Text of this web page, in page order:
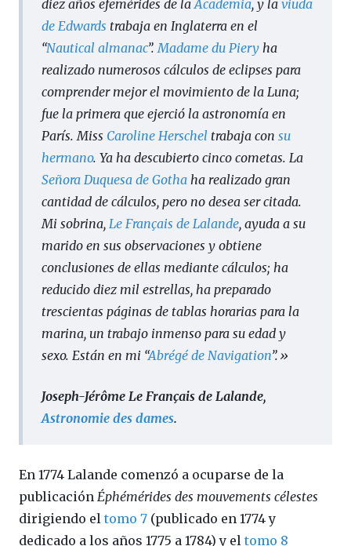
diez años efemérides de laAcademia, y la viuda
de Edwards trabaja en Inglaterra en el
“Nautical almanac”.Madame du Piery ha
realizado numerosos cálculos de eclipses para
comprender mejor el movimiento de la Luna;
fue la primera que ejerció la astronomía en
París. Miss Caroline Herschel trabaja con su
hermano. Ya ha descubierto cinco cometas. La
Señora Duquesa de Gotha ha realizado gran
cantidad de cálculos, pero no desea ser citada.
Mi sobrina, Le Français de Lalande, ayuda a su
marido en sus observaciones y obtiene
conclusiones de ellas mediante cálculos; ha
reducido diez mil estrellas, ha preparado
trescientas páginas de tablas horarias para la
marina, un trabajo inmenso para su edad y
sexo. Están en mi “Abrégé de Navigation”. »
Joseph-Jérôme Le Français de Lalande,
Astronomie des dames.
En 1774 Lalande comenzó a ocuparse de la
publicación Éphémérides des mouvements célestes
dirigiendo el tomo 7 (publicado en 1774 y
dedicado a los años 1775 a 1784) y el tomo 8